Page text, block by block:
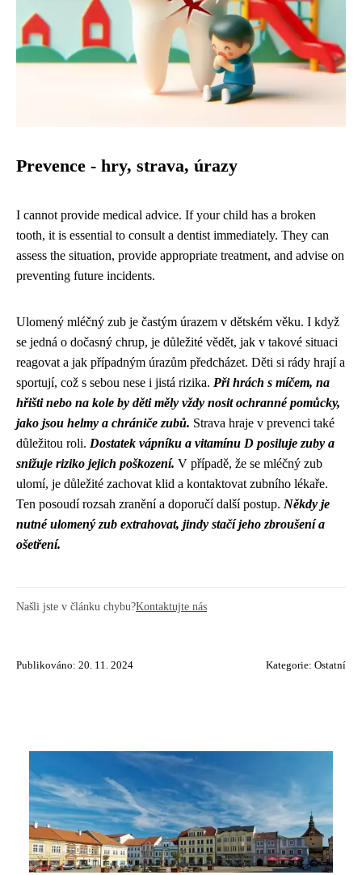
Prevence - hry, strava, úrazy
I cannot provide medical advice. If your child has a broken
tooth, it is essential to consult a dentist immediately. They can
assess the situation, provide appropriate treatment, and advise on
preventing future incidents.
Ulomený mléčný zub je častým úrazem v dětském věku. I když
se jedná o dočasný chrup, je důležité vědět, jak v takové situaci
reagovat a jak případným úrazům předcházet. Děti si rády hrají a
sportují, což s sebou nese i jistá rizika. Při hrách s míčem, na
hřišti nebo na kole by děti měly vždy nosit ochranné pomůcky,
jako jsou helmy a chrániče zubů. Strava hraje v prevenci také
důležitou roli. Dostatek vápníku a vitamínu D posiluje zuby a
snižuje riziko jejich poškození. V případě, že se mléčný zub
ulomí, je důležité zachovat klid a kontaktovat zubního lékaře.
Ten posoudí rozsah zranění a doporučí další postup. Někdy je
nutné ulomený zub extrahovat, jindy stačí jeho zbroušení a
ošetření.
Našli jste v článku chybu?Kontaktujte nás
Publikováno: 20. 11. 2024 Kategorie: Ostatní